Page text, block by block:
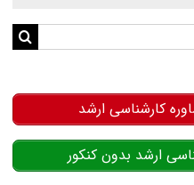
کارشناسی ارشد
ارشد بدون کنکور